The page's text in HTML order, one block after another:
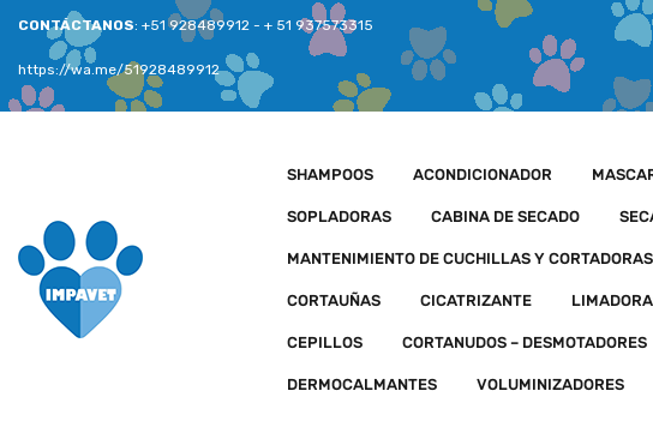
CONTÁCTANOS: +51 928489912 - + 51 937573315
https://wa.me/51928489912
SHAMPOOS ACONDICIONADOR
SOPLADORAS CABINA DE SECADO
MANTENIMIENTO DE CUCHILLAS Y CORTADORAS
CORTAUÑAS CICATRIZANTE
CEPILLOS CORTANUDOS – DESMOTADORES
DERMOCALMANTES VOLUMINIZADORES